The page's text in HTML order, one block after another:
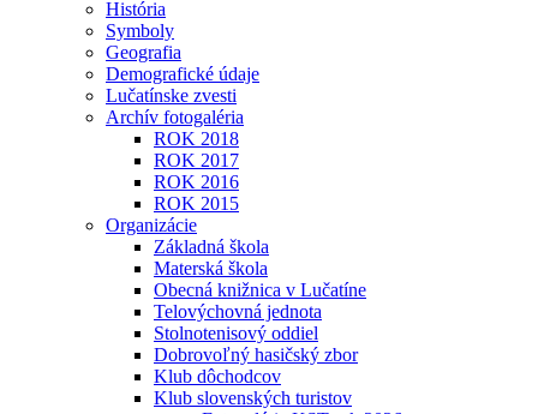
História
Symboly
Geografia
Demografické údaje
Lučatínske zvesti
Archív fotogaléria
ROK 2018
ROK 2017
ROK 2016
ROK 2015
Organizácie
Základná škola
Materská škola
Obecná knižnica v Lučatíne
Telovýchovná jednota
Stolnotenisový oddiel
Dobrovoľný hasičský zbor
Klub dôchodcov
Klub slovenských turistov